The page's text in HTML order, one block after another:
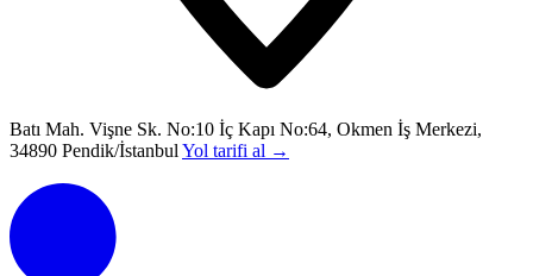
Batı Mah. Vişne Sk. No:10 İç Kapı No:64, Okmen İş Merkezi,
34890 Pendik/İstanbul Yol tarifi al →